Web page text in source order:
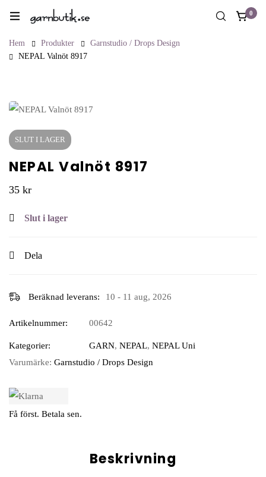
0
Hem Produkter
Garnstudio / Drops Design
NEPAL Valnöt 8917
SLUT I LAGER
NEPAL Valnöt 8917
35 kr
Slut i lager
Dela
Beräknad leverans: 10 - 11 aug, 2026
Artikelnummer: 00642
Kategorier: GARN, NEPAL, NEPAL Uni
Varumärke: Garnstudio / Drops Design
Få först. Betala sen.
Beskrivning